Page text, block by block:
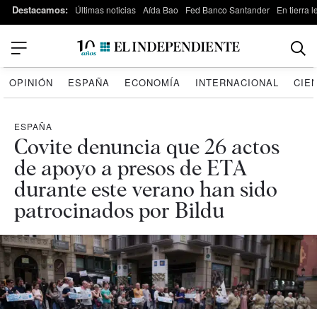
Destacamos: Últimas noticias Aída Bao Fed Banco Santander En tierra
OPINIÓN ESPAÑA ECONOMÍA INTERNACIONAL
ESPAÑA
Covite denuncia que 26 actos
de apoyo a presos de ETA
durante este verano han sido
patrocinados por Bildu